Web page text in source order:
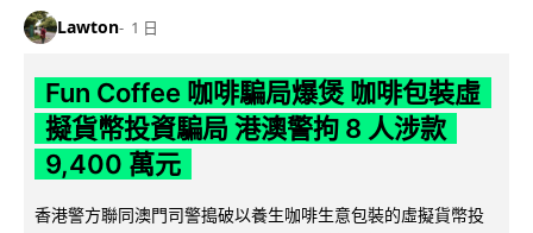
Lawton 1 日
Fun Coffee 咖啡騙局爆煲 咖啡包裝虛
擬貨幣投資騙局 港澳警拘 8 人涉款
9,400 萬元
香港警方聯同澳門司警搗破以養生咖啡生意包裝的虛擬貨幣投